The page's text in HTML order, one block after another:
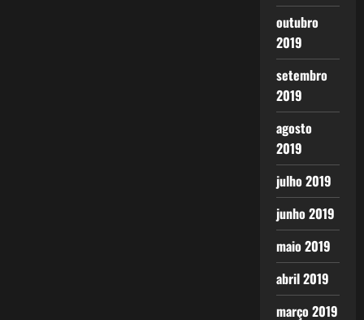
outubro
2019
setembro
2019
agosto
2019
julho 2019
junho 2019
maio 2019
abril 2019
março 2019